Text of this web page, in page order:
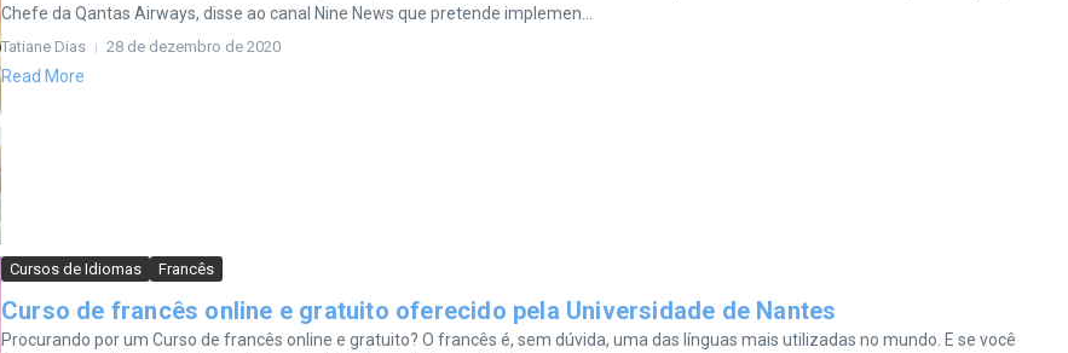
Chefe da Qantas Airways, disse ao canal Nine News que pretende implemen...
Tatiane Dias 28 de dezembro de 2020
Read More
Cursos de Idiomas Francês
Curso de francês online e gratuito oferecido pela Universidade de Nantes
Procurando por um Curso de francês online e gratuito? O francês é, sem dúvida, uma das línguas mais utilizadas no mundo. E se você